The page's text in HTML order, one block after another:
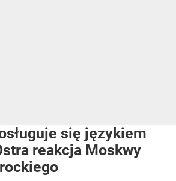
się językiem
reakcja Moskwy